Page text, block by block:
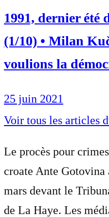
1991, dernier été
(1/10) • Milan
voulions la
25 juin 2021
Voir tous les articles
Le procès pour
croate Ante Gotovina
mars devant le
de La Haye. Les